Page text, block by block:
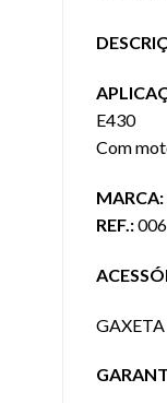
E430
Com
MARCA:
REF.: